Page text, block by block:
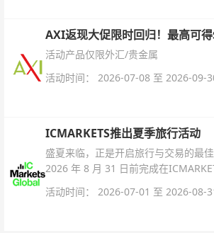
AXI返现大促限时回归！最高可
活动产品仅限外汇/贵金属
活动时间： 2026-07-08 至 2026-09-
ICMARKETS推出夏季旅行活动
盛夏来临，正是开启旅行与交易的最
2026 年 8 月 31 日前完成在
活动时间： 2026-07-01 至 2026-08-